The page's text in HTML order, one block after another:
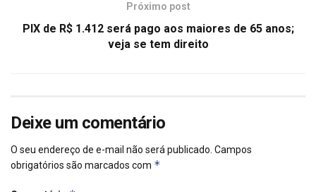
Próximo post
PIX de R$ 1.412 será pago aos maiores de 65 anos;
veja se tem direito
Deixe um comentário
O seu endereço de e-mail não será publicado. Campos
obrigatórios são marcados com *